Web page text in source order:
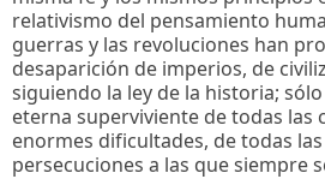
relativismo del pensamiento
guerras y las revoluciones han
desaparición de imperios, de
siguiendo la ley de la historia;
eterna superviviente de todas las
enormes dificultades, de todas
persecuciones a las que siempre